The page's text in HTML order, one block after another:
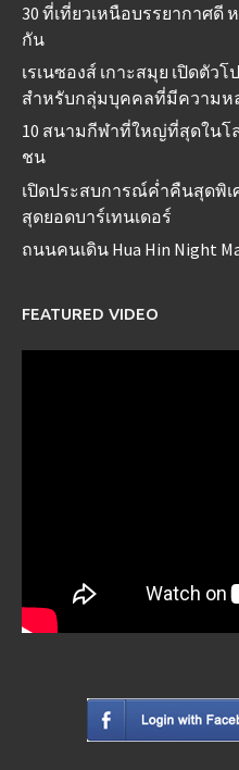
30 ที่เที่ยวเหนือบรรยากาศ
กัน
เรเนซองส์ เกาะสมุย เปิดตั
สำหรับกลุ่มบุคคลที่มีความหล
10 สนามกีฬาที่ใหญ่ที่สุดในโ
ชน
เปิดประสบการณ์ค่ำคืนสุดพิเ
สุดยอดบาร์เทนเดอร์
ถนนคนเดิน Hua Hin Night
FEATURED VIDEO